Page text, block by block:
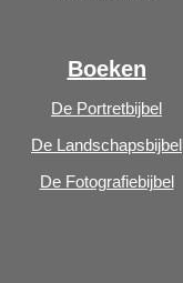
Boeken
De Portretbijbel
De Landschapsbijbel
De Fotografiebijbel